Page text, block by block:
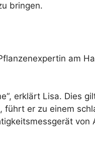
bringen.
am
erklärt Lisa. Dies
er zu einem
von